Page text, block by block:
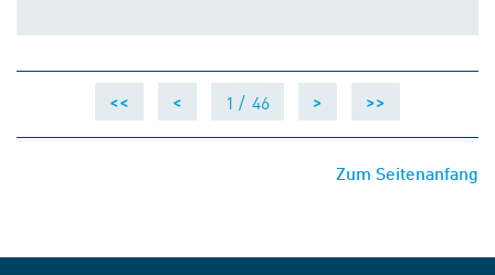
<< < 1 / 46 > >>
Zum Seitenanfang